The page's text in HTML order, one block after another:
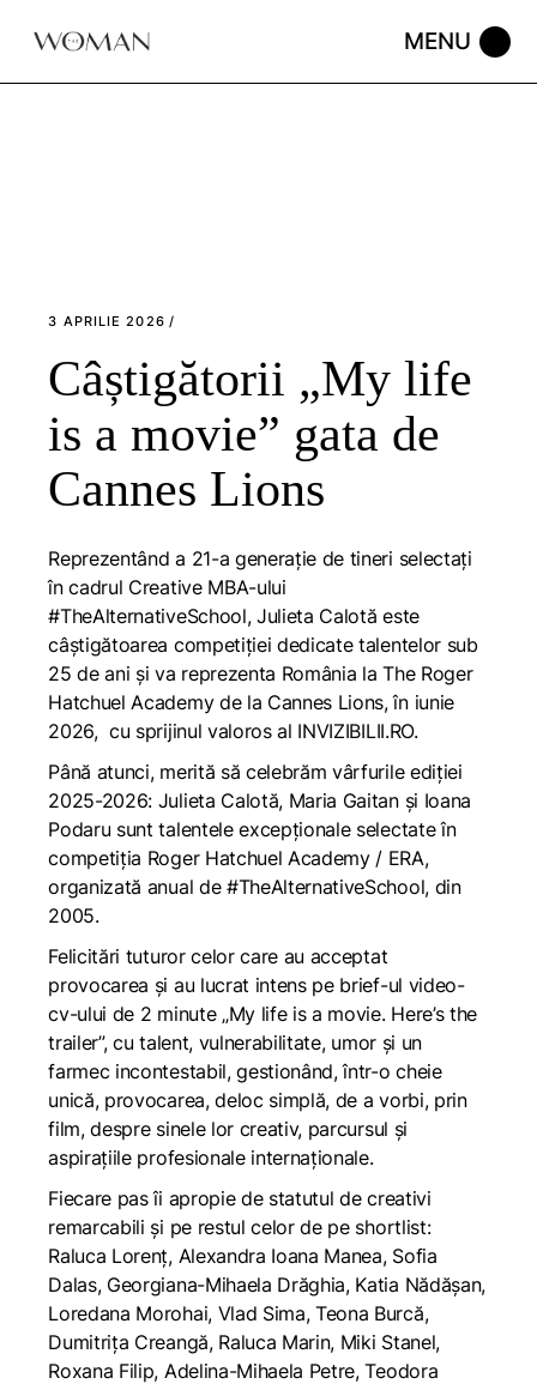
3 APRILIE 2026
Câștigătorii „My life
is a movie” gata de
Cannes Lions
Reprezentând a 21-a generație de tineri selectați
în cadrul Creative MBA-ului
#TheAlternativeSchool, Julieta Calotă este
câștigătoarea competiției dedicate talentelor sub
25 de ani și va reprezenta România la The Roger
Hatchuel Academy de la Cannes Lions, în iunie
2026, cu sprijinul valoros al INVIZIBILII.RO.
Până atunci, merită să celebrăm vârfurile ediției
2025-2026: Julieta Calotă, Maria Gaitan și Ioana
Podaru sunt talentele excepționale selectate în
competiția Roger Hatchuel Academy/ ERA,
organizată anual de #TheAlternativeSchool, din
2005.
Felicitări tuturor celor care au acceptat
provocarea și au lucrat intens pe brief-ul video-
cv-ului de 2 minute „My life is a movie. Here’s the
trailer”, cu talent, vulnerabilitate, umor și un
farmec incontestabil, gestionând, într-o cheie
unică, provocarea, deloc simplă, de a vorbi, prin
film, despre sinele lor creativ, parcursul și
aspirațiile profesionale internaționale.
Fiecare pas îi apropie de statutul de creativi
remarcabili și pe restul celor de pe shortlist:
Raluca Lorenț, Alexandra Ioana Manea, Sofia
Dalas, Georgiana-Mihaela Drăghia, Katia Nădășan,
Loredana Morohai, Vlad Sima, Teona Burcă,
Dumitrița Creangă, Raluca Marin, Miki Stanel,
Roxana Filip, Adelina-Mihaela Petre, Teodora